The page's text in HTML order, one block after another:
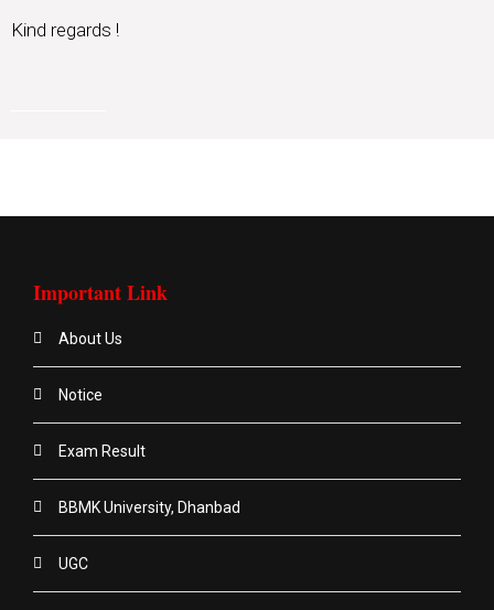
Kind regards !
Important Link
About Us
Notice
Exam Result
BBMK University, Dhanbad
UGC